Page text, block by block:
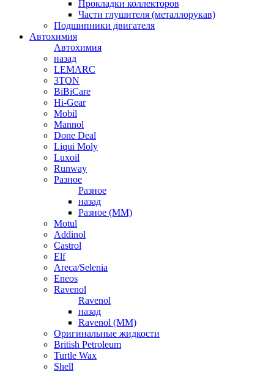
Прокладки коллекторов
Части глушителя (металлорукав)
Подшипники двигателя
Автохимия
Автохимия
назад
LEMARC
3TON
BiBiCare
Hi-Gear
Mobil
Mannol
Done Deal
Liqui Moly
Luxoil
Runway
Разное
Разное
назад
Разное (ММ)
Motul
Addinol
Castrol
Elf
Areca/Selenia
Eneos
Ravenol
Ravenol
назад
Ravenol (ММ)
Оригинальные жидкости
British Petroleum
Turtle Wax
Shell